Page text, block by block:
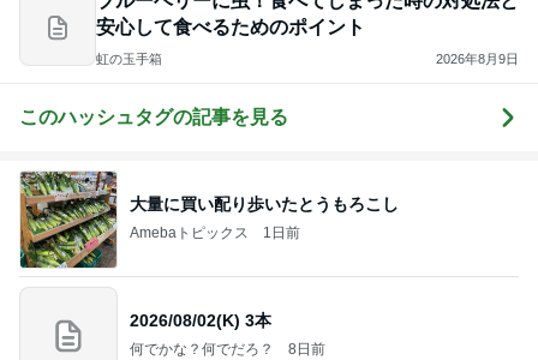
安心して食べるためのポイント
虹の玉手箱 2026年8月9日
このハッシュタグの記事を見る
大量に買い配り歩いたとうもろこし
Amebaトピックス 1日前
2026/08/02(K) 3本
何でかな？何でだろ？ 8日前